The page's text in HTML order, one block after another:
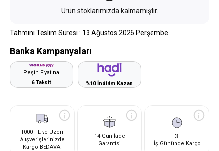
Ürün stoklarımızda kalmamıştır.
Tahmini Teslim Süresi : 13 Ağustos 2026 Perşembe
Banka Kampanyaları
Peşin Fiyatına
6 Taksit
%10 İndirim Kazan
1000 TL ve Üzeri
Alışverişlerinizde
Kargo BEDAVA!
14 Gün İade
Garantisi
3
İş Gününde Kargo